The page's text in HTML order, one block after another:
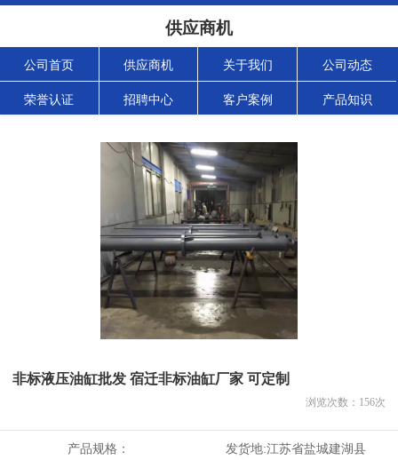
供应商机
公司首页 供应商机 关于我们 公司动态
荣誉认证 招聘中心 客户案例 产品知识
非标液压油缸批发 宿迁非标油缸厂家 可定制
浏览次数： 156次
产品规格： 发货地:江苏省盐城建湖县